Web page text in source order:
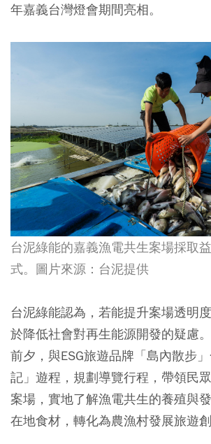
年嘉義台灣燈會期間亮相。
台泥綠能的嘉義漁電共生案場採取
式。圖片來源：台泥提供
台泥綠能認為，若能提升案場透明
於降低社會對再生能源開發的疑慮
前夕，與ESG旅遊品牌「島內散步
記」遊程，規劃導覽行程，帶領民
案場，實地了解漁電共生的養殖與
在地食材，轉化為農漁村發展旅遊創